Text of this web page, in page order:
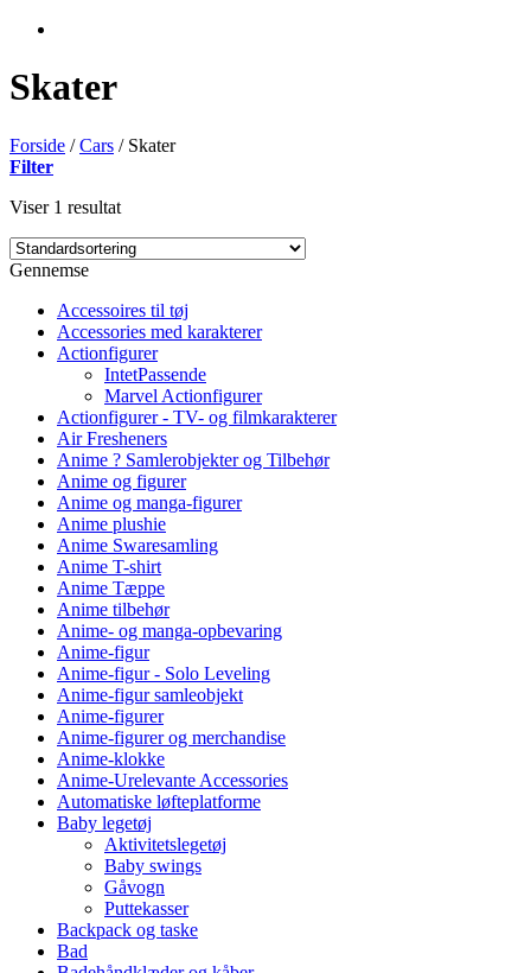
Skater
Forside / Cars /Skater
Filter
Viser 1 resultat
Gennemse
Accessoires til tøj
Accessories med karakterer
Actionfigurer
IntetPassende
Marvel Actionfigurer
Actionfigurer - TV- og filmkarakterer
Air Fresheners
Anime ? Samlerobjekter og Tilbehør
Anime og figurer
Anime og manga-figurer
Anime plushie
Anime Swaresamling
Anime T-shirt
Anime Tæppe
Anime tilbehør
Anime- og manga-opbevaring
Anime-figur
Anime-figur - Solo Leveling
Anime-figur samleobjekt
Anime-figurer
Anime-figurer og merchandise
Anime-klokke
Anime-Urelevante Accessories
Automatiske løfteplatforme
Baby legetøj
Aktivitetslegetøj
Baby swings
Gåvogn
Puttekasser
Backpack og taske
Bad